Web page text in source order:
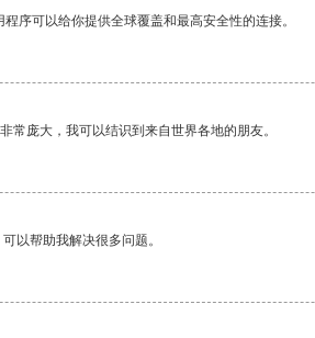
序可以给你提供全球覆盖和最高安全性的连接。
常庞大，我可以结识到来自世界各地的朋友。
以帮助我解决很多问题。